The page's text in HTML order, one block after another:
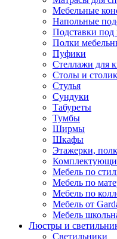
Мебельные
Напольные
Подставки под
Полки
Пуфики
Стеллажи для
Столы и
Стулья
Сундуки
Табуреты
Тумбы
Ширмы
Шкафы
Этажерки,
Мебель по
Мебель по
Мебель по
Мебель от
Мебель
Люстры и
Светильники